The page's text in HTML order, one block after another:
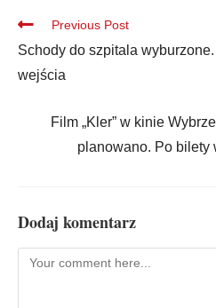
Previous Post
Schody do szpitala
wejścia
Film „Kler” w kinie
planowano. Po bilety
Dodaj komentarz